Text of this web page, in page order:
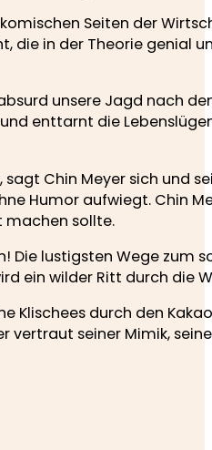
komischen Seiten der
die in der Theorie genial
unsere Jagd nach
enttarnt die
sagt Chin Meyer sich und
Humor aufwiegt. Chin
machen sollte.
Die lustigsten Wege
ein wilder Ritt durch die
Klischees durch den
vertraut seiner Mimik,